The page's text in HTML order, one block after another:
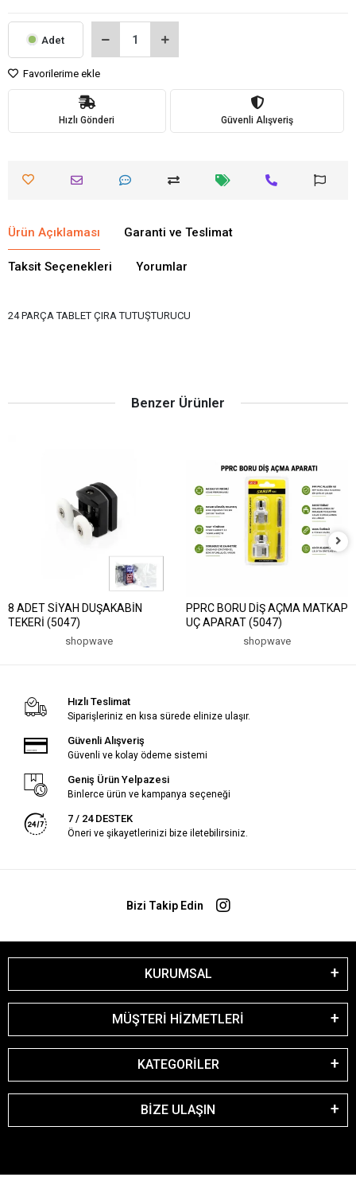
Adet
Favorilerime ekle
Hızlı Gönderi Güvenli Alışveriş
Ürün Açıklaması Garanti ve Teslimat
Taksit Seçenekleri Yorumlar
24 PARÇA TABLET ÇIRA TUTUŞTURUCU
Benzer Ürünler
8 ADET SİYAH DUŞAKABİN
TEKERİ (5047)
shopwave
PPRC BORU DİŞ AÇMA MATKAP
UÇ APARAT (5047)
shopwave
Hızlı Teslimat
Siparişleriniz en kısa sürede elinize ulaşır.
Güvenli Alışveriş
Güvenli ve kolay ödeme sistemi
Geniş Ürün Yelpazesi
Binlerce ürün ve kampanya seçeneği
7 / 24 DESTEK
Öneri ve şikayetlerinizi bize iletebilirsiniz.
Bizi Takip Edin
KURUMSAL
MÜŞTERİ HİZMETLERİ
KATEGORİLER
BİZE ULAŞIN